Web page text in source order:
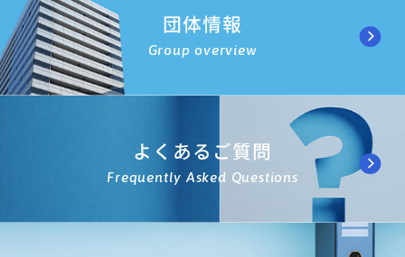
団体情報
Group overview
よくあるご質問
Frequently Asked Questions